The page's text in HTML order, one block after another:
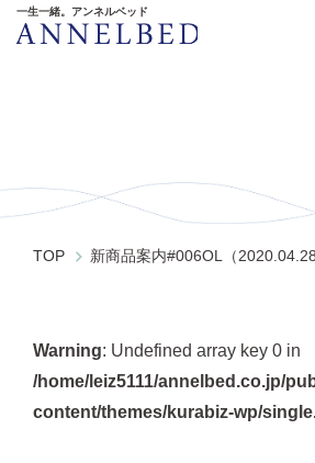
一生一緒。アンネルベッド
TOP 新商品案内#006OL（
Warning: Undefined array key 0 in
/home/leiz5111/annelbed.co.jp/
content/themes/kurabiz-wp/